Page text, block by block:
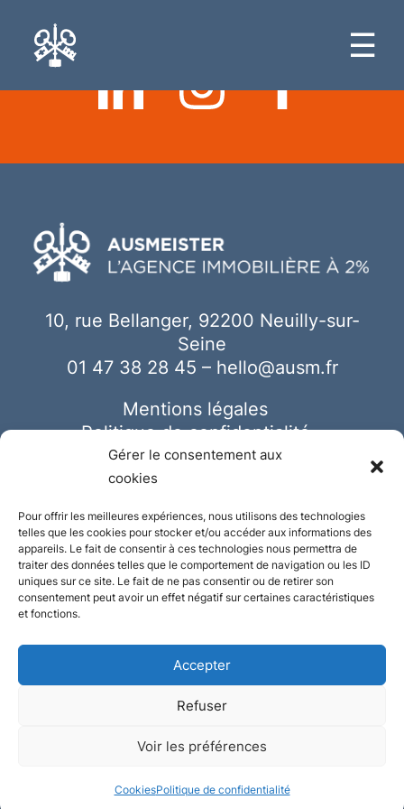
Gérer le consentement aux
cookies
Pour offrir les meilleures expériences, nous utilisons des technologies
telles que les cookies pour stocker et/ou accéder aux informations des
appareils. Le fait de consentir à ces technologies nous permettra de
traiter des données telles que le comportement de navigation ou les ID
uniques sur ce site. Le fait de ne pas consentir ou de retirer son
consentement peut avoir un effet négatif sur certaines caractéristiques
et fonctions.
Accepter
Refuser
Voir les préférences
CookiesPolitique de confidentialité
☰
10, rue Bellanger, 92200 Neuilly-sur-
Seine
01 47 38 28 45 – hello@ausm.fr
Mentions légales
Politique de confidentialité
Cookies
Conception et réalisation :Plate